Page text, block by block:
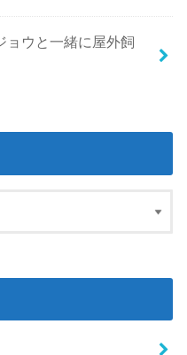
ョウと一緒に屋外飼